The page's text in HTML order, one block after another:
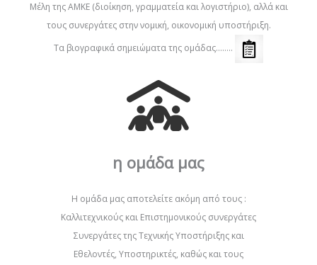
Μέλη της ΑΜΚΕ (διοίκηση, γραμματεία και λογιστήριο), αλλά και
τους συνεργάτες στην νομική, οικονομική υποστήριξη.
Τα βιογραφικά σημειώματα της ομάδας……..
η ομάδα μας
Η ομάδα μας αποτελείτε ακόμη από τους :
Καλλιτεχνικούς και Επιστημονικούς συνεργάτες
Συνεργάτες της Τεχνικής Υποστήριξης και
Εθελοντές, Υποστηρικτές, καθώς και τους